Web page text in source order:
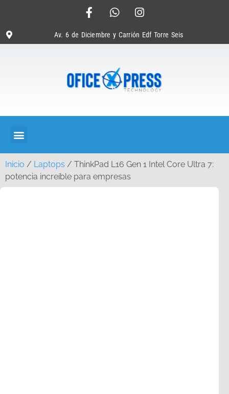
Av. 6 de Diciembre y Carrión Edf Torre Seis
Inicio / Laptops / ThinkPad L16 Gen 1 Intel Core Ultra 7:
potencia increíble para empresas